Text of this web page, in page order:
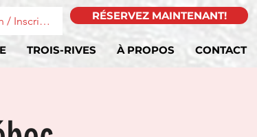
TROIS-RIVES À PROPOS CONTACT
RÉSERVEZ MAINTENANT!
/ Inscription